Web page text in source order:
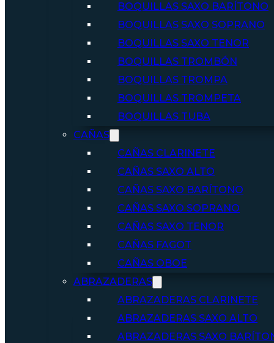
BOQUILLAS SAXO BARÍTONO
BOQUILLAS SAXO SOPRANO
BOQUILLAS SAXO TENOR
BOQUILLAS TROMBÓN
BOQUILLAS TROMPA
BOQUILLAS TROMPETA
BOQUILLAS TUBA
CAÑAS
CAÑAS CLARINETE
CAÑAS SAXO ALTO
CAÑAS SAXO BARÍTONO
CAÑAS SAXO SOPRANO
CAÑAS SAXO TENOR
CAÑAS FAGOT
CAÑAS OBOE
ABRAZADERAS
ABRAZADERAS CLARINETE
ABRAZADERAS SAXO ALTO
ABRAZADERAS SAXO